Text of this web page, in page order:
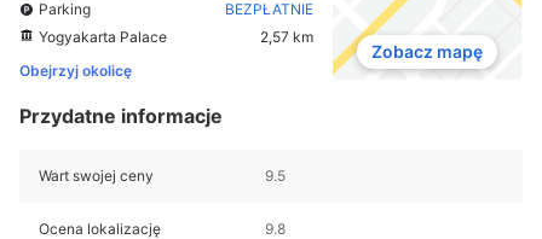
Parking
BEZPŁATNIE
Yogyakarta Palace
2,57 km
Obejrzyj okolicę
Zobacz mapę
Przydatne informacje
Wart swojej ceny 9.5
Ocena lokalizację 9.8